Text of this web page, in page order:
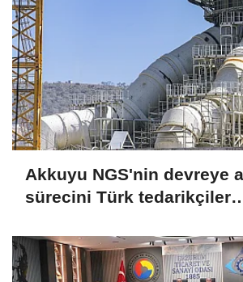
Akkuyu NGS'nin devreye
sürecini Türk tedarikçiler